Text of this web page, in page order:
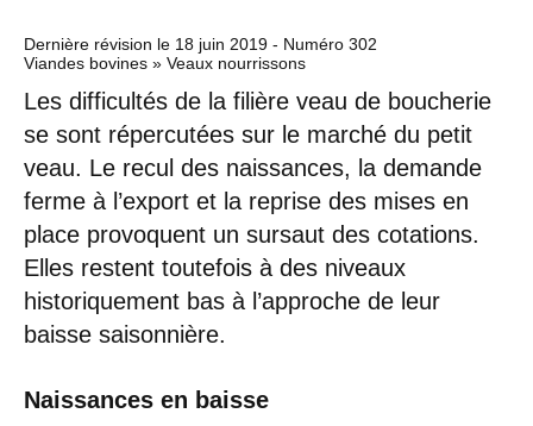
Dernière révision le 18 juin 2019 - Numéro 302
Viandes bovines » Veaux nourrissons
Les difficultés de la filière veau de boucherie
se sont répercutées sur le marché du petit
veau. Le recul des naissances, la demande
ferme à l’export et la reprise des mises en
place provoquent un sursaut des cotations.
Elles restent toutefois à des niveaux
historiquement bas à l’approche de leur
baisse saisonnière.
Naissances en baisse